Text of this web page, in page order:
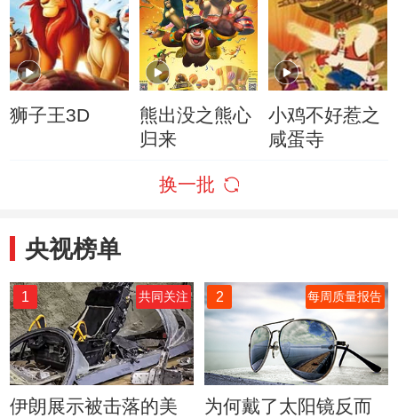
狮子王3D
熊出没之熊心
归来
小鸡不好惹之
咸蛋寺
换一批
央视榜单
1 共同关注
伊朗展示被击落的美
2 每周质量报告
为何戴了太阳镜反而